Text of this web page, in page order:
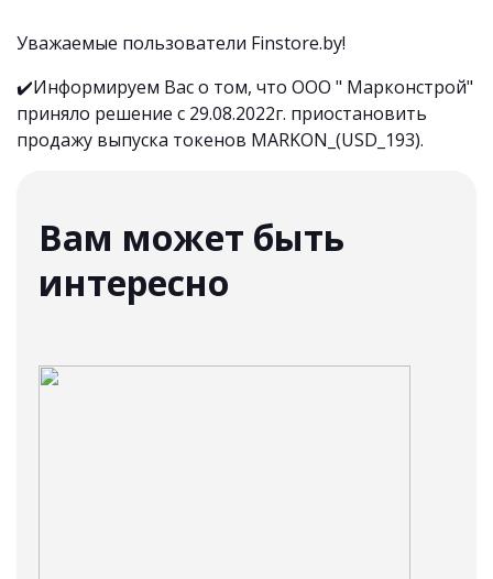
Уважаемые пользователи Finstore.by!
✔️Информируем Вас о том, что ООО " Марконстрой"
приняло решение с 29.08.2022г. приостановить
продажу выпуска токенов MARKON_(USD_193).
Вам может быть
интересно